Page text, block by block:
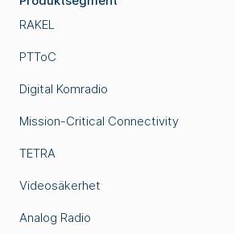
RAKEL
PTToC
Digital Komradio
Mission-Critical Connectivity
TETRA
Videosäkerhet
Analog Radio